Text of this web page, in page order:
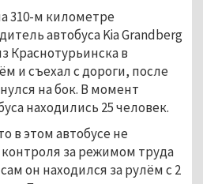
310-м километре
автобуса Kia Grandberg
Краснотурьинска в
и съехал с дороги, после
на бок. В момент
находились 25 человек.
в этом автобусе не
за режимом труда
он находился за рулём с 2